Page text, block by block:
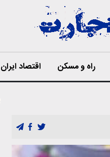
راه و مسکن اقتصاد ایران